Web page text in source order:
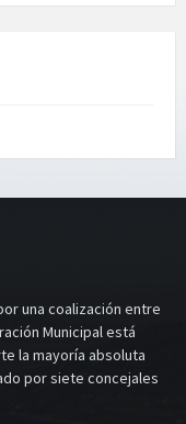
una coalización entre
Municipal está
la mayoría absoluta
por siete concejales